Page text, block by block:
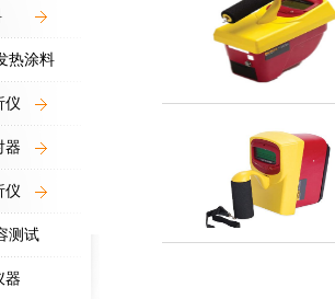
热涂料
仪
器
仪
测试
器